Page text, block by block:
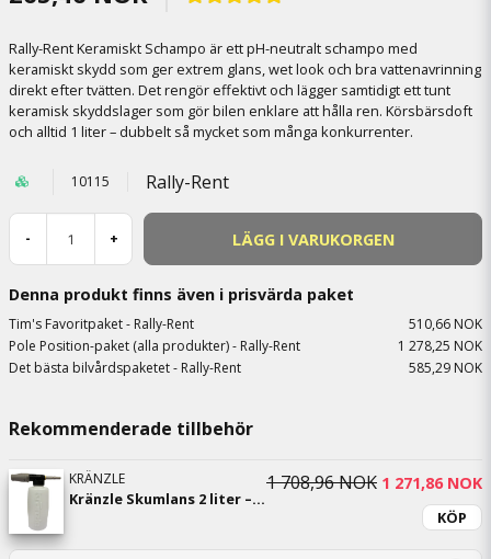
Rally-Rent Keramiskt Schampo är ett pH-neutralt schampo med
keramiskt skydd som ger extrem glans, wet look och bra vattenavrinning
direkt efter tvätten. Det rengör effektivt och lägger samtidigt ett tunt
keramisk skyddslager som gör bilen enklare att hålla ren. Körsbärsdoft
och alltid 1 liter – dubbelt så mycket som många konkurrenter.
10115 Rally-Rent
- + LÄGG I VARUKORGEN
Denna produkt finns även i prisvärda paket
Tim's Favoritpaket - Rally-Rent
510,66 NOK
Pole Position-paket (alla produkter) - Rally-Rent
1 278,25 NOK
Det bästa bilvårdspaketet - Rally-Rent
585,29 NOK
Rekommenderade tillbehör
KRÄNZLE
Kränzle Skumlans 2 liter – Kraftfull förtvätt med D12-snabbkoppling
1 708,96 NOK 1 271,86 NOK
KÖP